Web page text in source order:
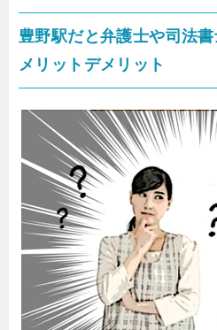
豊野駅だと弁護士や司法
メリットデメリット